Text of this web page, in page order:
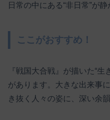
日常の中にある“非日常”が静
ここがおすすめ！
『戦国大合戦』が描いた“
があります。大きな出来事
き抜く人々の姿に、深い余